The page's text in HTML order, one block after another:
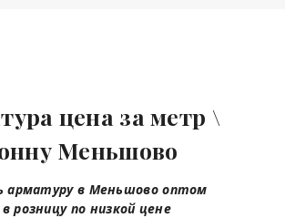
цена за метр \
Меньшово
арматуру в Меньшовооптом
розницу по низкой цене